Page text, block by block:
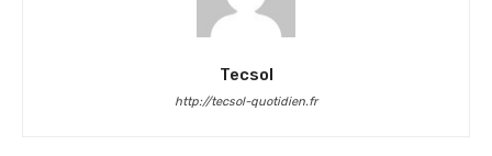
Tecsol
http://tecsol-quotidien.fr